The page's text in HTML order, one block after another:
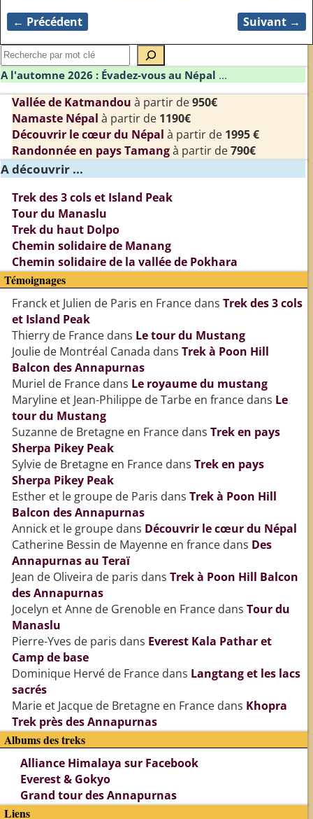
Navigation des images
← Précédent Suivant →
A l'automne 2026 : Évadez-vous au Népal ...
Vallée de Katmandou à partir de950€
Namaste Népal à partir de 1190€
Découvrir le cœur du Népal à partir de 1995 €
Randonnée en pays Tamangà partir de790€
A découvrir ...
Trek des 3 cols et Island Peak
Tour du Manaslu
Trek du haut Dolpo
Chemin solidaire de Manang
Chemin solidaire de la vallée de Pokhara
Témoignages
Franck et Julien de Paris en Francedans Trek des 3 cols
et Island Peak
Thierry de Francedans Le tour du Mustang
Joulie de Montréal Canada dans Trek à Poon Hill
Balcon des Annapurnas
Muriel de Francedans Le royaume du mustang
Maryline et Jean-Philippe de Tarbe en francedans Le
tour du Mustang
Suzanne de Bretagne en Francedans Trek en pays
Sherpa Pikey Peak
Sylvie de Bretagne en Francedans Trek en pays
Sherpa Pikey Peak
Esther et le groupe de Paris dans Trek à Poon Hill
Balcon des Annapurnas
Annick et le groupedans Découvrir le cœur du Népal
Catherine Bessin de Mayenne en francedans Des
Annapurnas au Teraï
Jean de Oliveira de paris dans Trek à Poon Hill Balcon
des Annapurnas
Jocelyn et Anne de Grenoble en Francedans Tour du
Manaslu
Pierre-Yves de paris dans Everest Kala Pathar et
Camp de base
Dominique Hervé de Francedans Langtang et les lacs
sacrés
Marie et Jacque de Bretagne en Francedans Khopra
Trek près des Annapurnas
Albums des treks
Alliance Himalaya sur Facebook
Everest & Gokyo
Grand tour des Annapurnas
Liens